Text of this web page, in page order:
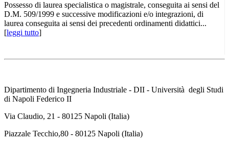
Possesso di laurea specialistica o magistrale, conseguita ai sensi del
D.M. 509/1999 e successive modificazioni e/o integrazioni, di
laurea conseguita ai sensi dei precedenti ordinamenti didattici...
[leggi tutto]
Dipartimento di Ingegneria Industriale - DII - Università degli Studi
di Napoli Federico II
Via Claudio, 21 - 80125 Napoli (Italia)
Piazzale Tecchio,80 - 80125 Napoli (Italia)